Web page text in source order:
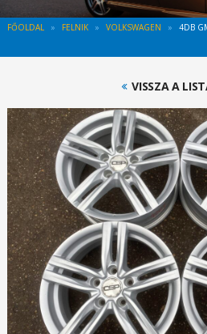
FŐOLDAL FELNIK VOLKSWAGEN 4DB
VISSZA A